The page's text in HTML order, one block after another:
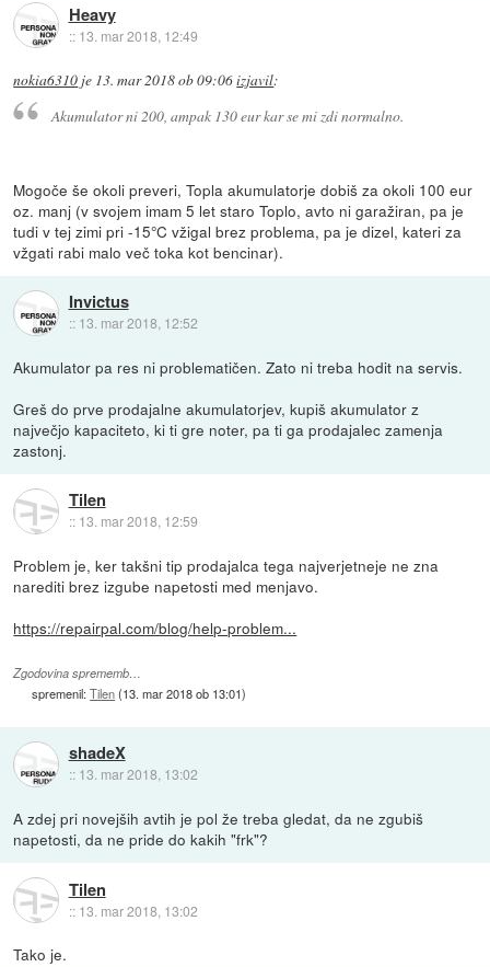
Heavy
:: 13. mar 2018, 12:49
nokia6310 je 13. mar 2018 ob 09:06izjavil:
Akumulator ni 200, ampak 130 eur kar se mi zdi normalno.
Mogoče še okoli preveri, Topla akumulatorje dobiš za okoli 100 eur
oz. manj (v svojem imam 5 let staro Toplo, avto ni garažiran, pa je
tudi v tej zimi pri -15°C vžigal brez problema, pa je dizel, kateri za
vžgati rabi malo več toka kot bencinar).
Invictus
:: 13. mar 2018, 12:52
Akumulator pa res ni problematičen. Zato ni treba hodit na servis.
Greš do prve prodajalne akumulatorjev, kupiš akumulator z
največjo kapaciteto, ki ti gre noter, pa ti ga prodajalec zamenja
zastonj.
Tilen
:: 13. mar 2018, 12:59
Problem je, ker takšni tip prodajalca tega najverjetneje ne zna
narediti brez izgube napetosti med menjavo.
https://repairpal.com/blog/help-problem...
Zgodovina sprememb…
spremenil:Tilen(13. mar 2018 ob 13:01)
shadeX
:: 13. mar 2018, 13:02
A zdej pri novejših avtih je pol že treba gledat, da ne zgubiš
napetosti, da ne pride do kakih "frk"?
Tilen
:: 13. mar 2018, 13:02
Tako je.